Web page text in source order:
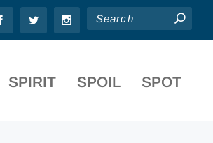
SPIRIT SPOIL SPOT